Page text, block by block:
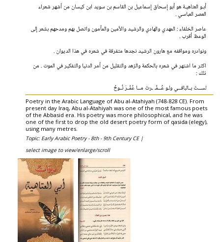
أبـو العتاهيـة هو أبو إسحاق إسماعيل بن القاسم بن سويد ابن كيسان من أشهر شعراء
العصر العباسي .
عاصر الخلفاء : المهدي والهادي والرشيد والأمين والمأمون واتصل بهم ومدحهم بشعر إلى
الوعظ أقرب .
ونوادره ومواقفه مع هارون الرشيد نجدها متفرقة في شعره في هذا الديوان .
اكثر ما اشتهر في شعره بالحكمة والزهد والتقليل من أمر الدنيا والتفكير في الموت . من
ذلك :
لســـتَ بــالباقـــي ولـو عُـــمَّـ ـرتَ مـــا عُمَّــرَ نُــوحُ
Poetry in the Arabic Language of Abu al-Atahiyah (748-828 CE). From
present day Iraq, Abu al-Atahiyah was one of the most famous poets
of the Abbasid era. His poetry was more philosophical, and he was
one of the first to drop the old desert poetry form of qasida (elegy),
using many metres.
Topic: Early Arabic Poetry - 8th - 9th Century CE |
select image to view/enlarge/scroll